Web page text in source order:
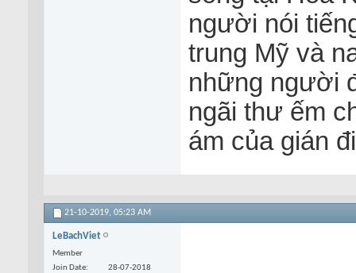
người nói
trung Mỹ và
những người
ngãi thư ếm
ám của gián
21-10-2019, 05:23 AM
LeBachViet
Member
Join Date
28-07-2018